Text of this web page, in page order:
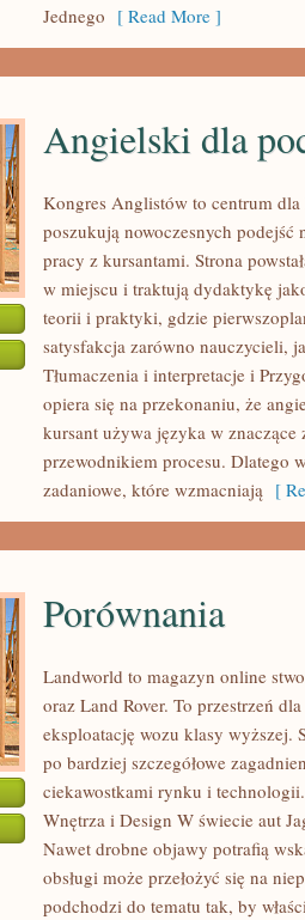
Jednego [ Read More ]
Angielski dla
Kongres Anglistów to centrum
poszukują nowoczesnych podejść
pracy z kursantami. Strona
w miejscu i traktują dydaktykę
teorii i praktyki, gdzie
satysfakcja zarówno nauczycieli,
Tłumaczenia i interpretacje i
opiera się na przekonaniu, że
kursant używa języka w znaczące
przewodnikiem procesu. Dlatego
zadaniowe, które wzmacniają [
Porównania
Landworld to magazyn online
oraz Land Rover. To przestrzeń
eksploatację wozu klasy wyższej.
po bardziej szczegółowe
ciekawostkami rynku i
Wnętrza i Design W świecie aut
Nawet drobne objawy potrafią
obsługi może przełożyć się na
podchodzi do tematu tak, by